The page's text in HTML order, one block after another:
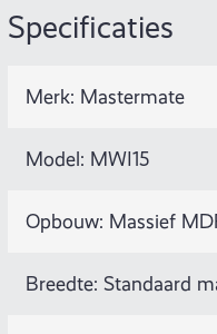
Specificaties
Merk: Mastermate
Model: MWI15
Opbouw: Massief
Breedte: Standaard